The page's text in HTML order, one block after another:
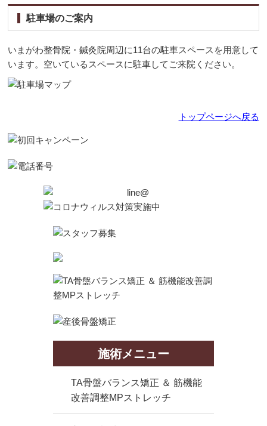
駐車場のご案内
いまがわ整骨院・鍼灸院周辺に11台の駐車スペースを用意して
います。空いているスペースに駐車してご来院ください。
トップページへ戻る
施術メニュー
TA骨盤バランス矯正 ＆ 筋機能
改善調整MPストレッチ